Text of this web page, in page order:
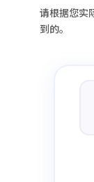
请根据您实
到的。